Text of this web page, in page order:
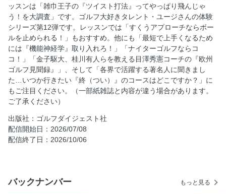
目次
時松プロと技トーク「わかったなんて言えません」
Tee Time…週イチ語録！
レックス倉本 ハロー！USLPGA
「雑巾王子の『ツイスト打法』ってやっぱり飛んじゃう！」
を大調査
週刊NASAロケット娘 畑岡奈紗の地球漫遊記
金子駆大、桂川有人らを教える目澤秀憲コーチの「欧州ゴル
フ見聞録」
奥田靖己「ゴルフはつづくよどこまでもー」
「オーイ！ とんぼ」
最短で上手くなるためには「機能神経学」を取り入れろ！
ッスンは「雑巾王子の『ツイスト打法』ってやっぱり飛んじゃ
う！を大調査」です。ゴルフ大好きタレント・ユージさんの体験
シリーズ第12弾です。レッスンでは「すくうアプローチならボー
ルを止められる！」もおすすめ。他にも「最短で上手くなるため
には『機能神経学』取り入れろ！」「ナイターゴルフならコ
コ！」「金子駆大、桂川有人らを教える目澤秀憲コーチの『欧州
ゴルフ見聞録』」、そして「各界で活躍する著名人に聞きまし
た…いつか行きたい『終（つい）』のコースはどこですか？」に
もご注目ください。（一部紙雑誌と内容が違う場合があります。
ご了承ください）
出版社：ゴルフダイジェスト社
配信開始日：2026/07/08
配信終了日：2026/10/06
バックナンバー もっと見る